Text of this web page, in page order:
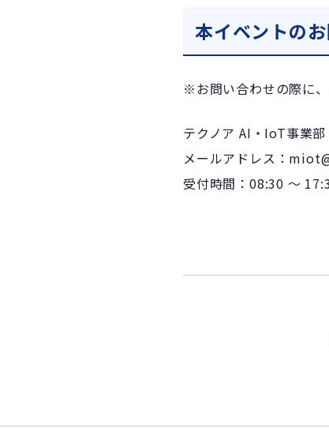
本イベントの
※お問い合わせの際に、
テクノア AI・IoT事業部
メールアドレス：
受付時間：08:30 ～